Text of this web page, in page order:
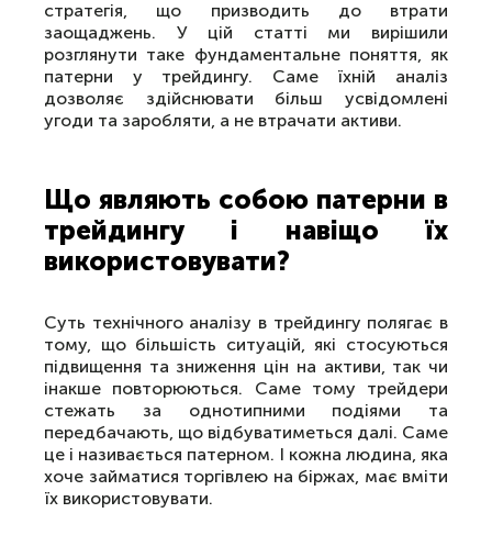
стратегія, що призводить до втрати
заощаджень. У цій статті ми вирішили
розглянути таке фундаментальне поняття, як
патерни у трейдингу. Саме їхній аналіз
дозволяє здійснювати більш усвідомлені
угоди та заробляти, а не втрачати активи.
Що являють собою патерни в
трейдингу і навіщо їх
використовувати?
Суть технічного аналізу в трейдингу полягає в
тому, що більшість ситуацій, які стосуються
підвищення та зниження цін на активи, так чи
інакше повторюються. Саме тому трейдери
стежать за однотипними подіями та
передбачають, що відбуватиметься далі. Саме
це і називається патерном. І кожна людина, яка
хоче займатися торгівлею на біржах, має вміти
їх використовувати.